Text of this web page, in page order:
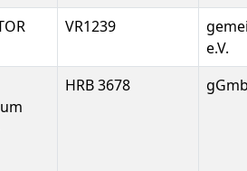
VR1239
e.V.
HRB 3678